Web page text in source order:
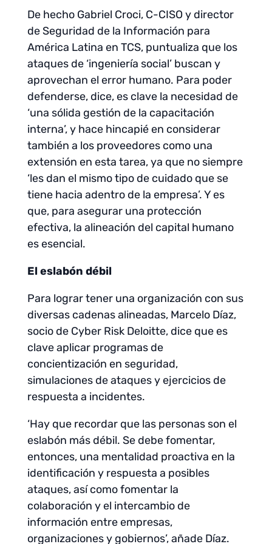
De hecho Gabriel Croci, C-CISO y director
de Seguridad de la Información para
América Latina en TCS, puntualiza que los
ataques de ‘ingeniería social’ buscan y
aprovechan el error humano. Para poder
defenderse, dice, es clave la necesidad de
‘una sólida gestión de la capacitación
interna’, y hace hincapié en considerar
también a los proveedores como una
extensión en esta tarea, ya que no siempre
‘les dan el mismo tipo de cuidado que se
tiene hacia adentro de la empresa’. Y es
que, para asegurar una protección
efectiva, la alineación del capital humano
es esencial.
El eslabón débil
Para lograr tener una organización con sus
diversas cadenas alineadas, Marcelo Díaz,
socio de Cyber Risk Deloitte, dice que es
clave aplicar programas de
concientización en seguridad,
simulaciones de ataques y ejercicios de
respuesta a incidentes.
‘Hay que recordar que las personas son el
eslabón más débil. Se debe fomentar,
entonces, una mentalidad proactiva en la
identificación y respuesta a posibles
ataques, así como fomentar la
colaboración y el intercambio de
información entre empresas,
organizaciones y gobiernos’, añade Díaz.